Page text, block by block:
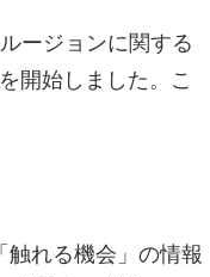
ージョンに関する
開始しました。こ
れる機会」の情報